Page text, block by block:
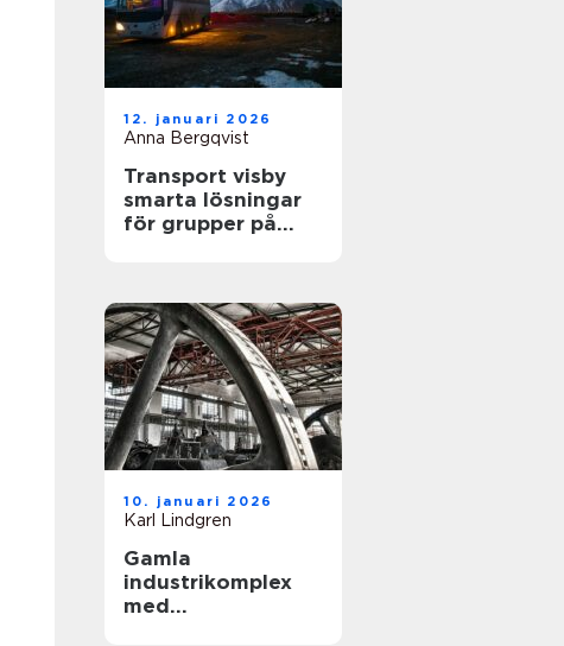
12. januari 2026
Anna Bergqvist
Transport visby
smarta lösningar
för grupper på
10. januari 2026
Karl Lindgren
Gamla
industrikomplex
med